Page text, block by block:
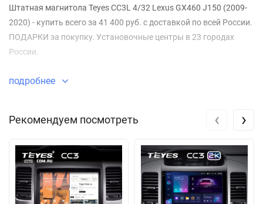
Штатная магнитола Teyes CC3L 4/32 Lexus GX460 J150 (2009-
2020) - купить всего за 41 400 руб. с доставкой по всей России.
ПОДАРКИ за покупку. Установочные центры в 23 городах
России.
подробнее
Рекомендуем посмотреть ‹ ›